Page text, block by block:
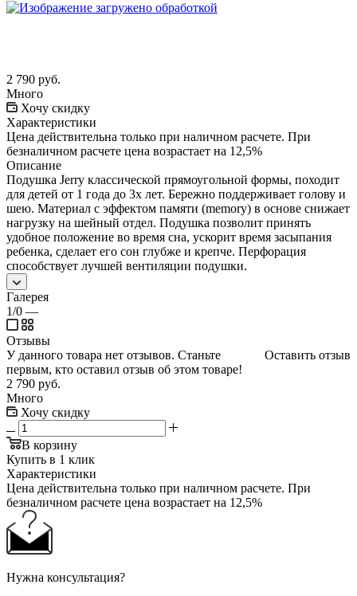
2 790 руб.
Много
Хочу скидку
Характеристики
Цена действительна только при наличном расчете. При
безналичном расчете цена возрастает на 12,5%
Описание
Подушка Jerry классической прямоугольной формы, походит
для детей от 1 года до 3х лет. Бережно поддерживает голову и
шею. Материал с эффектом памяти (memory) в основе снижает
нагрузку на шейный отдел. Подушка позволит принять
удобное положение во время сна, ускорит время засыпания
ребенка, сделает его сон глубже и крепче. Перфорация
способствует лучшей вентиляции подушки.
Галерея
1/0 —
Отзывы
Оставить отзыв
У данного товара нет отзывов. Станьте
первым, кто оставил отзыв об этом товаре!
2 790 руб.
Много
Хочу скидку
В корзину
Купить в 1 клик
Характеристики
Цена действительна только при наличном расчете. При
безналичном расчете цена возрастает на 12,5%
Нужна консультация?